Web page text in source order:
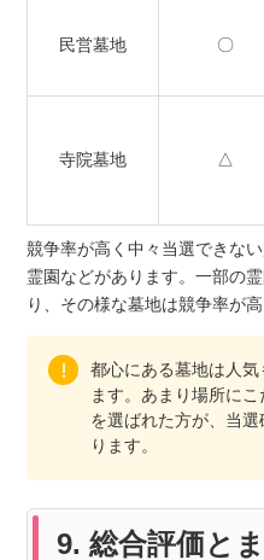
民営墓地 〇
寺院墓地 △
競争率が高く中々当選できな
霊園などがあります。一部の
り、その様な墓地は競争率が
都心にある墓地は人
ます。あまり場所に
を選ばれた方が、当
ります。
9. 総合評価と